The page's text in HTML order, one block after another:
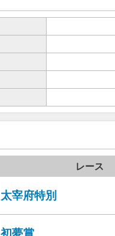
レース
太宰府特別
初夢賞